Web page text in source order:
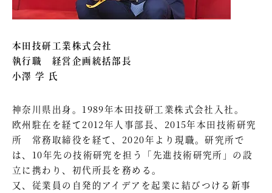
本田技研工業株式会社
執行職 経営企画統括部長
小澤 学 氏
神奈川県出身。1989年本田技研工業株式会社入社。
欧州駐在を経て2012年人事部長、2015年本田技術研究
所 常務取締役を経て、2020年より現職。研究所で
は、10年先の技術研究を担う「先進技術研究所」の設
立に携わり、初代所長を務める。
又、従業員の自発的アイデアを起業に結びつける新事